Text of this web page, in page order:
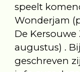
speelt
Wonderjam
De Kersouwe
augustus) .
geschreven